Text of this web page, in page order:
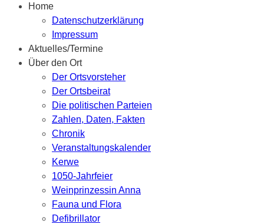
Home
Datenschutzerklärung
Impressum
Aktuelles/Termine
Über den Ort
Der Ortsvorsteher
Der Ortsbeirat
Die politischen Parteien
Zahlen, Daten, Fakten
Chronik
Veranstaltungskalender
Kerwe
1050-Jahrfeier
Weinprinzessin Anna
Fauna und Flora
Defibrillator